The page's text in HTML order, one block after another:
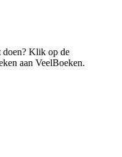
doen? Klik op de
aan VeelBoeken.